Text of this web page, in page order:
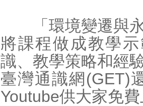
「環境變遷與永
將課程做成教學
識、教學策略和經
臺灣通識網(GET)
Youtube供大家免